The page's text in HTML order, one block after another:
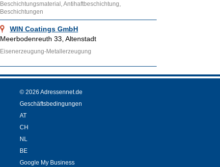
Beschichtungsmaterial, Antihaftbeschichtung,
Beschichtungen
WIN Coatings GmbH
Meerbodenreuth 33, Altenstadt
Eisenerzeugung-Metallerzeugung
© 2026 Adressennet.de
Geschäftsbedingungen
AT
CH
NL
BE
Google My Business